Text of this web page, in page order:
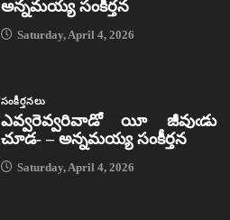
అన్నమయ్య సంకీర్తన
Saturday, April 4, 2026
సంకీర్తనలు
ఎవ్వరెవ్వరివాడో యీ జీవుఁడు
చూడ- – అన్నమయ్య సంకీర్తన
Saturday, April 4, 2026